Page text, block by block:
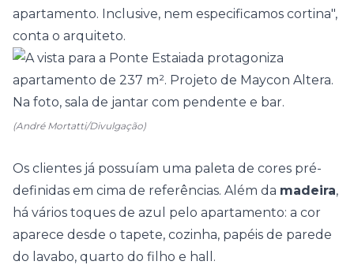
apartamento. Inclusive, nem especificamos cortina",
conta o arquiteto.
(André Mortatti/Divulgação)
Os clientes já possuíam uma paleta de cores pré-
definidas em cima de referências. Além da madeira,
há vários toques de azul pelo apartamento: a cor
aparece desde o tapete, cozinha, papéis de parede
do lavabo, quarto do filho e hall.